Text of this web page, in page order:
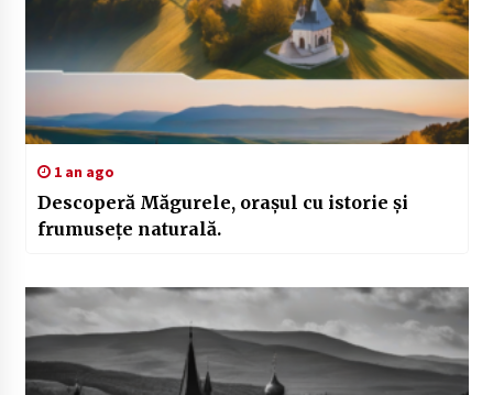
1 an ago
Descoperă Măgurele, orașul cu istorie și
frumusețe naturală.